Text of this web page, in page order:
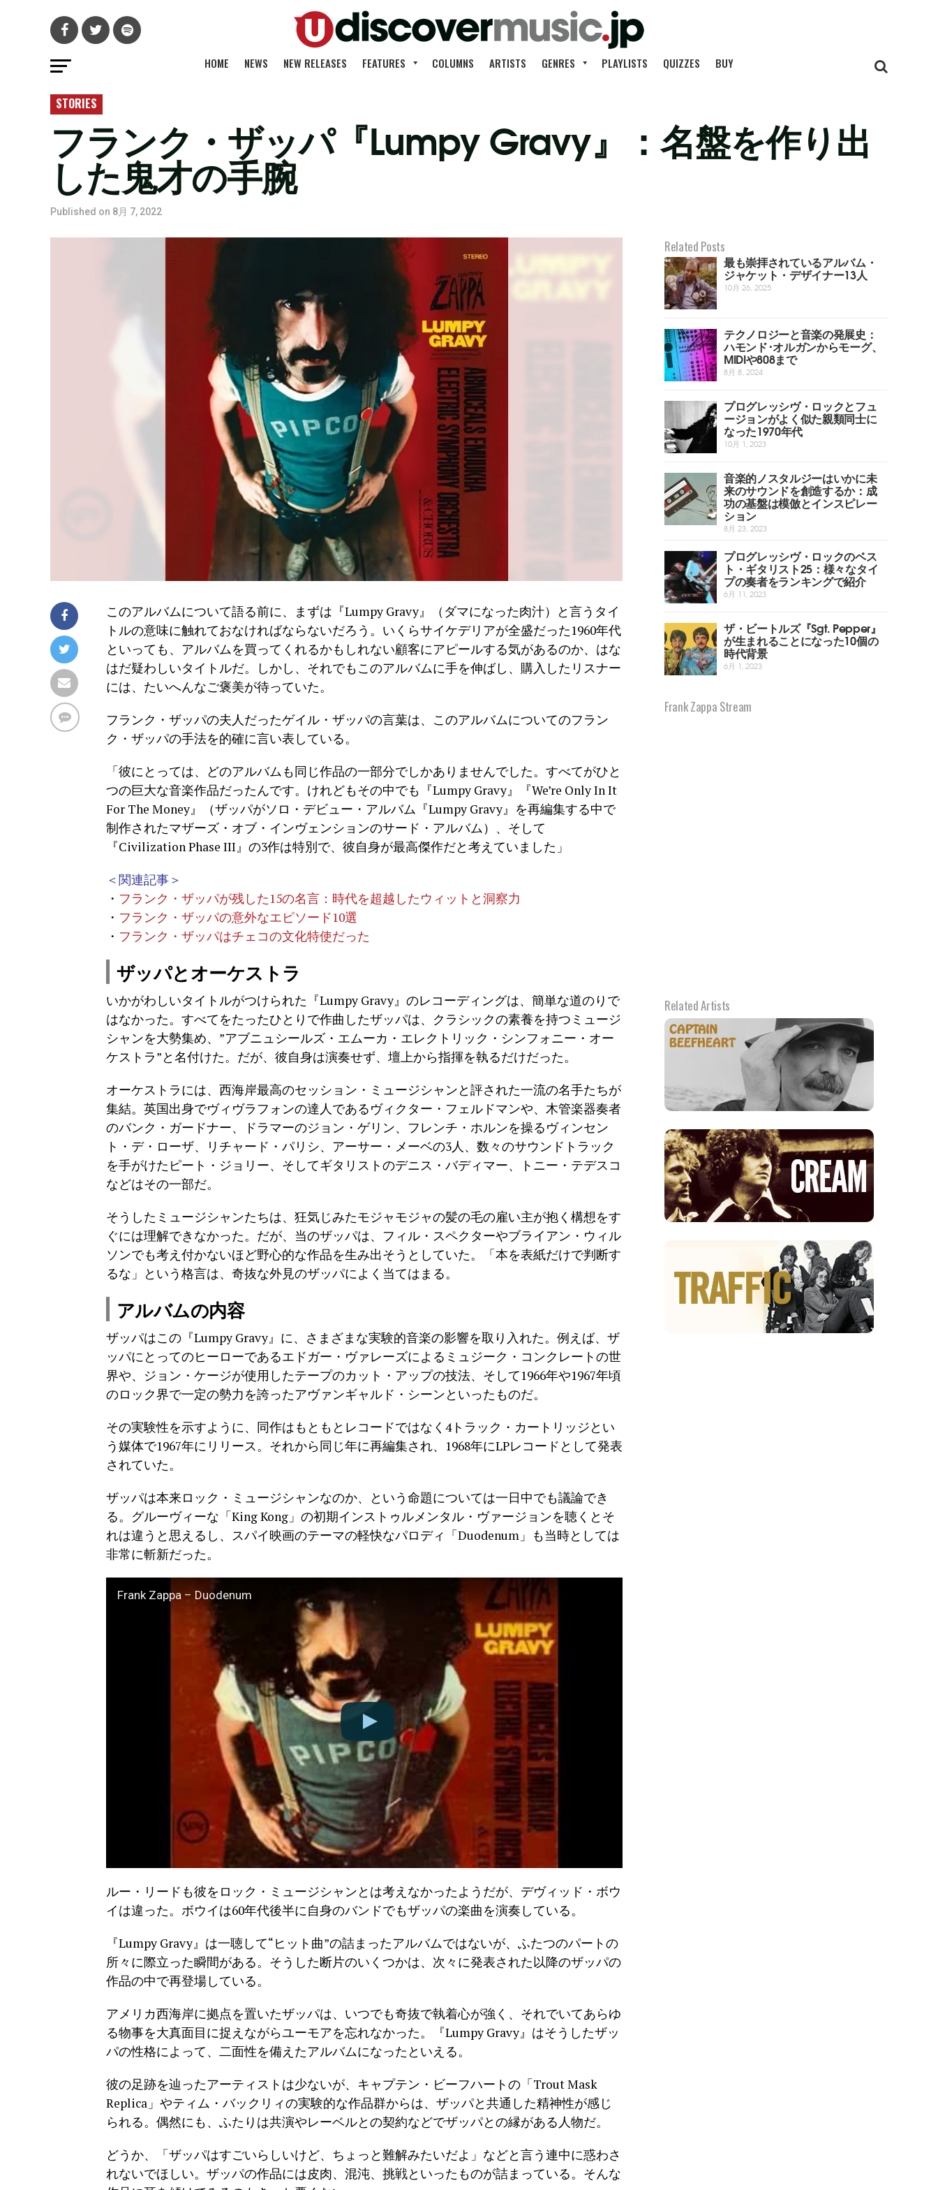
HOME NEWS NEW RELEASES FEATURES COLUMNS ARTISTS GENRES PLAYLISTS QUIZZES BUY
STORIES
フランク・ザッパ『Lumpy Gravy』：名盤を作り出
した鬼才の手腕
Published on 8月 7, 2022
このアルバムについて語る前に、まずは『Lumpy Gravy』（ダマになった肉汁）と言うタイ
トルの意味に触れておなければならないだろう。いくらサイケデリアが全盛だった1960年代
といっても、アルバムを買ってくれるかもしれない顧客にアピールする気があるのか、はな
はだ疑わしいタイトルだ。しかし、それでもこのアルバムに手を伸ばし、購入したリスナー
には、たいへんなご褒美が待っていた。
フランク・ザッパの夫人だったゲイル・ザッパの言葉は、このアルバムについてのフラン
ク・ザッパの手法を的確に言い表している。
「彼にとっては、どのアルバムも同じ作品の一部分でしかありませんでした。すべてがひと
つの巨大な音楽作品だったんです。けれどもその中でも『Lumpy Gravy』『We’re Only In It
For The Money』（ザッパがソロ・デビュー・アルバム『Lumpy Gravy』を再編集する中で
制作されたマザーズ・オブ・インヴェンションのサード・アルバム）、そして
『Civilization Phase III』の3作は特別で、彼自身が最高傑作だと考えていました」
＜関連記事＞
・ フランク・ザッパが残した15の名言：時代を超越したウィットと洞察力
・ フランク・ザッパの意外なエピソード10選
・ フランク・ザッパはチェコの文化特使だった
ザッパとオーケストラ
いかがわしいタイトルがつけられた『Lumpy Gravy』のレコーディングは、簡単な道のりで
はなかった。すべてをたったひとりで作曲したザッパは、クラシックの素養を持つミュージ
シャンを大勢集め、”アブニュシールズ・エムーカ・エレクトリック・シンフォニー・オー
ケストラ”と名付けた。だが、彼自身は演奏せず、壇上から指揮を執るだけだった。
オーケストラには、西海岸最高のセッション・ミュージシャンと評された一流の名手たちが
集結。英国出身でヴィヴラフォンの達人であるヴィクター・フェルドマンや、木管楽器奏者
のバンク・ガードナー、ドラマーのジョン・ゲリン、フレンチ・ホルンを操るヴィンセン
ト・デ・ローザ、リチャード・パリシ、アーサー・メーベの3人、数々のサウンドトラック
を手がけたピート・ジョリー、そしてギタリストのデニス・バディマー、トニー・テデスコ
などはその一部だ。
そうしたミュージシャンたちは、狂気じみたモジャモジャの髪の毛の雇い主が抱く構想をす
ぐには理解できなかった。だが、当のザッパは、フィル・スペクターやブライアン・ウィル
ソンでも考え付かないほど野心的な作品を生み出そうとしていた。「本を表紙だけで判断す
るな」という格言は、奇抜な外見のザッパによく当てはまる。
アルバムの内容
ザッパはこの『Lumpy Gravy』に、さまざまな実験的音楽の影響を取り入れた。例えば、ザ
ッパにとってのヒーローであるエドガー・ヴァレーズによるミュジーク・コンクレートの世
界や、ジョン・ケージが使用したテープのカット・アップの技法、そして1966年や1967年頃
のロック界で一定の勢力を誇ったアヴァンギャルド・シーンといったものだ。
その実験性を示すように、同作はもともとレコードではなく4トラック・カートリッジとい
う媒体で1967年にリリース。それから同じ年に再編集され、1968年にLPレコードとして発表
されていた。
ザッパは本来ロック・ミュージシャンなのか、という命題については一日中でも議論でき
る。グルーヴィーな「King Kong」の初期インストゥルメンタル・ヴァージョンを聴くとそ
れは違うと思えるし、スパイ映画のテーマの軽快なパロディ「Duodenum」も当時としては
非常に斬新だった。
Frank Zappa – Duodenum
ルー・リードも彼をロック・ミュージシャンとは考えなかったようだが、デヴィッド・ボウ
イは違った。ボウイは60年代後半に自身のバンドでもザッパの楽曲を演奏している。
『Lumpy Gravy』は一聴して“ヒット曲”の詰まったアルバムではないが、ふたつのパートの
所々に際立った瞬間がある。そうした断片のいくつかは、次々に発表された以降のザッパの
作品の中で再登場している。
アメリカ西海岸に拠点を置いたザッパは、いつでも奇抜で執着心が強く、それでいてあらゆ
る物事を大真面目に捉えながらユーモアを忘れなかった。『Lumpy Gravy』はそうしたザッ
パの性格によって、二面性を備えたアルバムになったといえる。
彼の足跡を辿ったアーティストは少ないが、キャプテン・ビーフハートの「Trout Mask
Replica」やティム・バックリィの実験的な作品群からは、ザッパと共通した精神性が感じ
られる。偶然にも、ふたりは共演やレーベルとの契約などでザッパとの縁がある人物だ。
どうか、「ザッパはすごいらしいけど、ちょっと難解みたいだよ」などと言う連中に惑わさ
れないでほしい。ザッパの作品には皮肉、混沌、挑戦といったものが詰まっている。そんな
Related Posts
最も崇拝されているアルバム・
ジャケット・デザイナー13人
10月 26, 2025
テクノロジーと音楽の発展史：
ハモンド･オルガンからモーグ、
MIDIや808まで
8月 8, 2024
プログレッシヴ・ロックとフュ
ージョンがよく似た親類同士に
なった1970年代
10月 1, 2023
音楽的ノスタルジーはいかに未
来のサウンドを創造するか：成
功の基盤は模倣とインスピレー
ション
8月 23, 2023
プログレッシヴ・ロックのベス
ト・ギタリスト25：様々なタイ
プの奏者をランキングで紹介
6月 11, 2023
ザ・ビートルズ『Sgt. Pepper』
が生まれることになった10個の
時代背景
6月 1, 2023
Frank Zappa Stream
Related Artists